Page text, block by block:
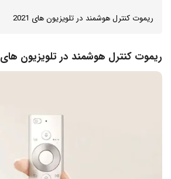
ریموت کنترل هوشمند در تلویزیون های 2021
ریموت کنترل هوشمند در تلویزیون های 2021